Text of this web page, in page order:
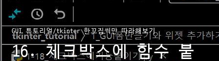
GUI 튜토리얼/tkinter 한꼬집씩만 따라해보기
16. 체크박스에 함수 붙